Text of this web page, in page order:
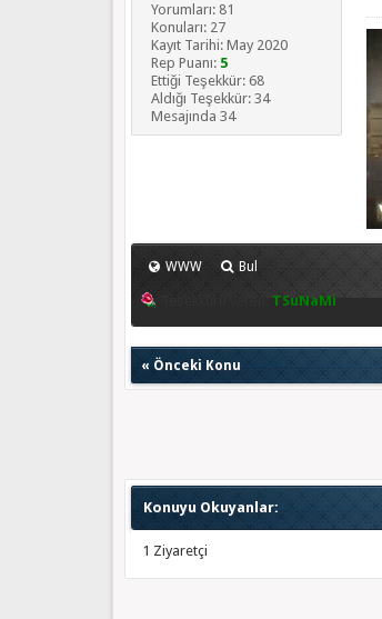
Yorumları: 81
Konuları: 27
Kayıt Tarihi: May 2020
Rep Puanı: 5
Ettiği Teşekkür: 68
Aldığı Teşekkür: 34
Mesajında 34
WWW Bul
TSuNaMi
« Önceki Konu
Konuyu Okuyanlar:
1 Ziyaretçi